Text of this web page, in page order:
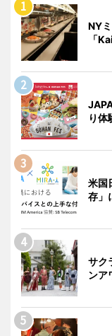
NY
「
り体
米国
存」
サク
ンア